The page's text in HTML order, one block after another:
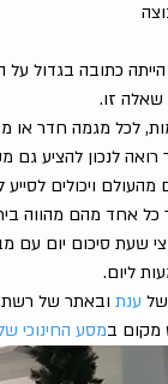
כתובה בגדול על
שאלה זו.
לכל מגמה חדר
רואה לנכון להציע
ויכולים
אחד מהם מהווה
ליום.
ענת ובאתר של רשת
מקום במסע החינוכי